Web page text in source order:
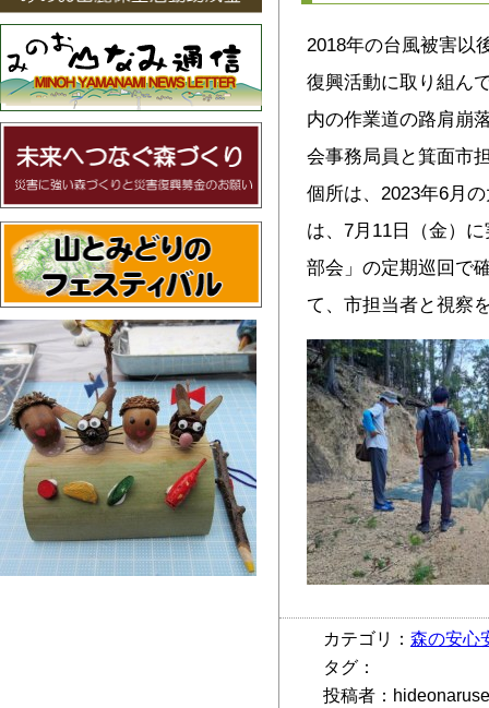
2018年の台風被害以
復興活動に取り組ん
内の作業道の路肩崩
会事務局員と箕面市
個所は、2023年6月
は、7月11日（金）
部会」の定期巡回で
て、市担当者と視察
カテゴリ： 森の安心
タグ：
投稿者：hideonaruse